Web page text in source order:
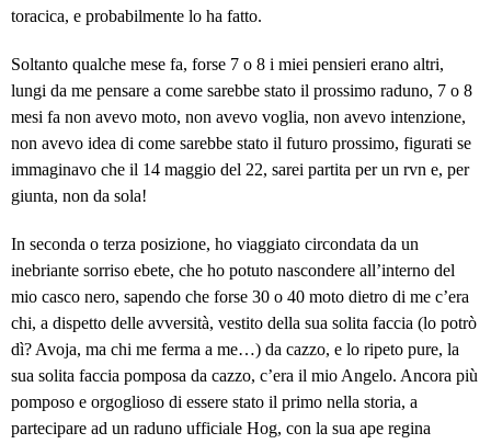
toracica, e probabilmente lo ha fatto.
Soltanto qualche mese fa, forse 7 o 8 i miei pensieri erano altri,
lungi da me pensare a come sarebbe stato il prossimo raduno, 7 o 8
mesi fa non avevo moto, non avevo voglia, non avevo intenzione,
non avevo idea di come sarebbe stato il futuro prossimo, figurati se
immaginavo che il 14 maggio del 22, sarei partita per un rvn e, per
giunta, non da sola!
In seconda o terza posizione, ho viaggiato circondata da un
inebriante sorriso ebete, che ho potuto nascondere all’interno del
mio casco nero, sapendo che forse 30 o 40 moto dietro di me c’era
chi, a dispetto delle avversità, vestito della sua solita faccia (lo potrò
dì? Avoja, ma chi me ferma a me…) da cazzo, e lo ripeto pure, la
sua solita faccia pomposa da cazzo, c’era il mio Angelo. Ancora più
pomposo e orgoglioso di essere stato il primo nella storia, a
partecipare ad un raduno ufficiale Hog, con la sua ape regina